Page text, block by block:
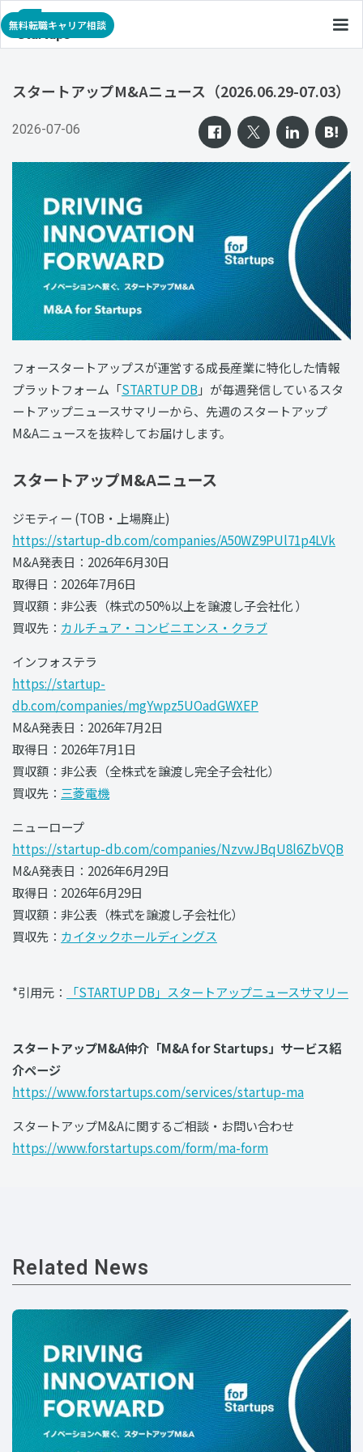
無料転職キャリア相談
スタートアップM&Aニュース（2026.06.29-07.03）
2026-07-06
フォースタートアップスが運営する成長産業に特化した情報
プラットフォーム「STARTUP DB 」が毎週発信しているスタ
ートアップニュースサマリーから、先週のスタートアップ
M&Aニュースを抜粋してお届けします。
スタートアップM&Aニュース
ジモティー (TOB・上場廃止)
https://startup-db.com/companies/A50WZ9PUl71p4LVk
M&A発表日：2026年6月30日
取得日：2026年7月6日
買収額：非公表（株式の50%以上を譲渡し子会社化 ）
買収先： カルチュア・コンビニエンス・クラブ
インフォステラ
https://startup-
db.com/companies/mgYwpz5UOadGWXEP
M&A発表日：2026年7月2日
取得日：2026年7月1日
買収額：非公表（全株式を譲渡し完全子会社化）
買収先： 三菱電機
ニューロープ
https://startup-db.com/companies/NzvwJBqU8l6ZbVQB
M&A発表日：2026年6月29日
取得日：2026年6月29日
買収額：非公表（株式を譲渡し子会社化）
買収先： カイタックホールディングス
*引用元： 「STARTUP DB」スタートアップニュースサマリー
スタートアップM&A仲介「M&A for Startups」サービス紹
介ページ
https://www.forstartups.com/services/startup-ma
‍スタートアップM&Aに関するご相談・お問い合わせ
https://www.forstartups.com/form/ma-form
Related News